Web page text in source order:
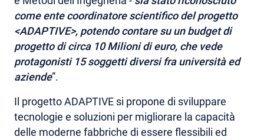
come ente coordinatore scientifico del progetto
<ADAPTIVE>, potendo contare su unbudget di
progetto di circa 10 Milioni di euro, che vede
protagonisti 15 soggetti diversi fra università ed
aziende”.
Il progetto ADAPTIVE si propone di sviluppare
tecnologie e soluzioni per migliorare la capacità
delle moderne fabbriche di essere flessibili ed